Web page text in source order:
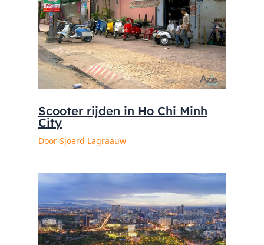
Scooter rijden in Ho Chi Minh
City
Door Sjoerd Lagraauw